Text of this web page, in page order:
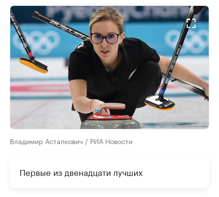
Владимир Астапкович / РИА Новости
Первые из двенадцати лучших